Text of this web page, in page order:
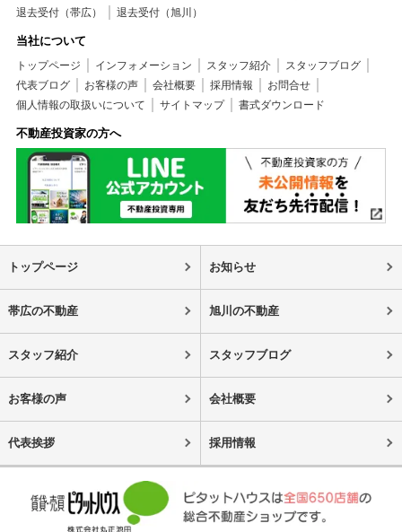
退去受付（帯広）
退去受付（旭川）
当社について
トップページ インフォメーション スタッフ紹介
スタッフブログ
代表ブログ
お客様の声 会社概要 採用情報
お問合せ
個人情報の取扱いについて
サイトマップ 書式ダウンロード
不動産投資家の方へ
トップページ お知らせ
帯広の不動産 旭川の不動産
スタッフ紹介 スタッフブログ
お客様の声 会社概要
代表挨拶 採用情報